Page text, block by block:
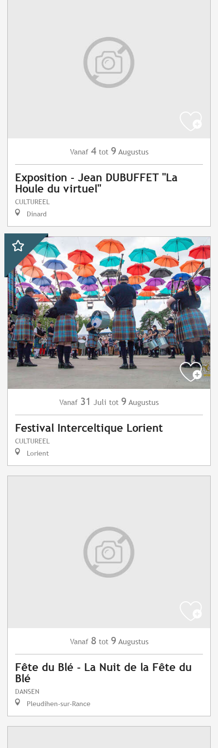
Vanaf 4 tot 9 Augustus
Exposition - Jean DUBUFFET "La
Houle du virtuel"
CULTUREEL
Dinard
Vanaf 31 Juli tot 9 Augustus
Festival Interceltique Lorient
CULTUREEL
Lorient
Vanaf 8 tot 9 Augustus
Fête du Blé - La Nuit de la Fête du
Blé
DANSEN
Pleudihen-sur-Rance